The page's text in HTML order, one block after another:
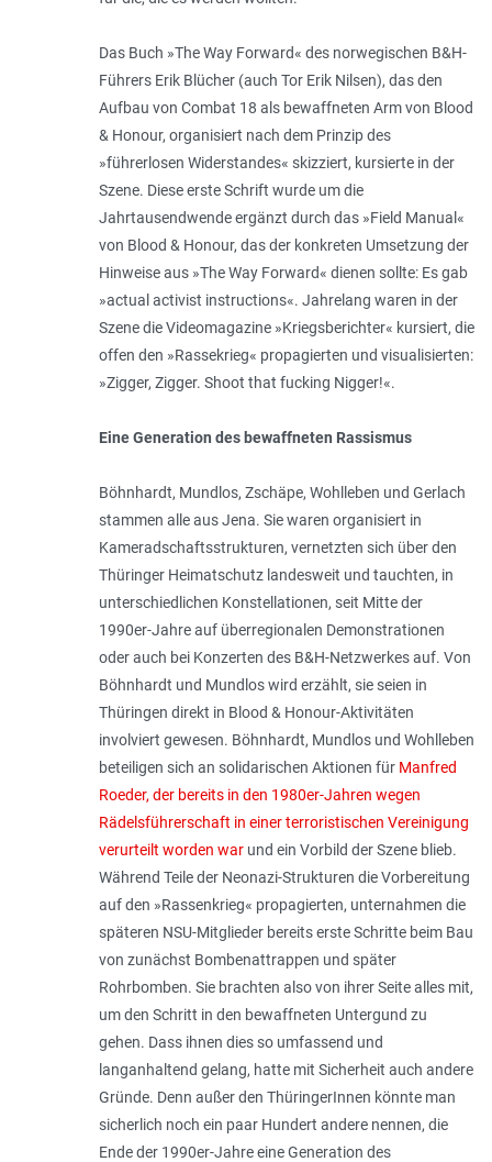
Das Buch »The Way Forward« des norwegischen B&H-
Führers Erik Blücher (auch Tor Erik Nilsen), das den
Aufbau von Combat 18 als bewaffneten Arm von Blood
& Honour, organisiert nach dem Prinzip des
»führerlosen Widerstandes« skizziert, kursierte in der
Szene. Diese erste Schrift wurde um die
Jahrtausendwende ergänzt durch das »Field Manual«
von Blood & Honour, das der konkreten Umsetzung der
Hinweise aus »The Way Forward« dienen sollte: Es gab
»actual activist instructions«. Jahrelang waren in der
Szene die Videomagazine »Kriegsberichter« kursiert, die
offen den »Rassekrieg« propagierten und visualisierten:
»Zigger, Zigger. Shoot that fucking Nigger!«.
Eine Generation des bewaffneten Rassismus
Böhnhardt, Mundlos, Zschäpe, Wohlleben und Gerlach
stammen alle aus Jena. Sie waren organisiert in
Kameradschaftsstrukturen, vernetzten sich über den
Thüringer Heimatschutz landesweit und tauchten, in
unterschiedlichen Konstellationen, seit Mitte der
1990er-Jahre auf überregionalen Demonstrationen
oder auch bei Konzerten des B&H-Netzwerkes auf. Von
Böhnhardt und Mundlos wird erzählt, sie seien in
Thüringen direkt in Blood & Honour-Aktivitäten
involviert gewesen. Böhnhardt, Mundlos und Wohlleben
beteiligen sich an solidarischen Aktionen für Manfred
Roeder, der bereits in den 1980er-Jahren wegen
Rädelsführerschaft in einer terroristischen Vereinigung
verurteilt worden warund ein Vorbild der Szene blieb.
Während Teile der Neonazi-Strukturen die Vorbereitung
auf den »Rassenkrieg« propagierten, unternahmen die
späteren NSU-Mitglieder bereits erste Schritte beim Bau
von zunächst Bombenattrappen und später
Rohrbomben. Sie brachten also von ihrer Seite alles mit,
um den Schritt in den bewaffneten Untergund zu
gehen. Dass ihnen dies so umfassend und
langanhaltend gelang, hatte mit Sicherheit auch andere
Gründe. Denn außer den ThüringerInnen könnte man
sicherlich noch ein paar Hundert andere nennen, die
Ende der 1990er-Jahre eine Generation des